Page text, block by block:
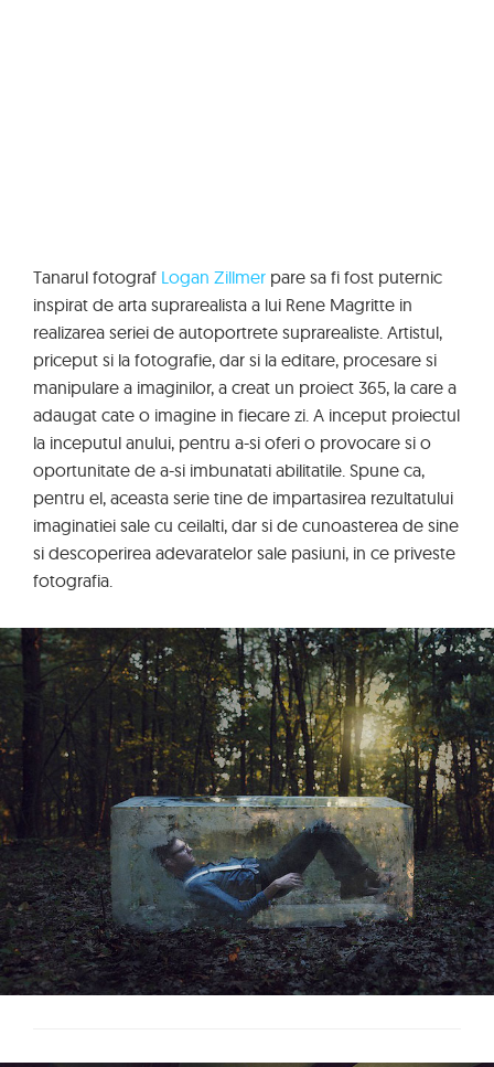
Tanarul fotograf Logan Zillmer pare sa fi fost puternic
inspirat de arta suprarealista a lui Rene Magritte in
realizarea seriei de autoportrete suprarealiste. Artistul,
priceput si la fotografie, dar si la editare, procesare si
manipulare a imaginilor, a creat un proiect 365, la care a
adaugat cate o imagine in fiecare zi. A inceput proiectul
la inceputul anului, pentru a-si oferi o provocare si o
oportunitate de a-si imbunatati abilitatile. Spune ca,
pentru el, aceasta serie tine de impartasirea rezultatului
imaginatiei sale cu ceilalti, dar si de cunoasterea de sine
si descoperirea adevaratelor sale pasiuni, in ce priveste
fotografia.